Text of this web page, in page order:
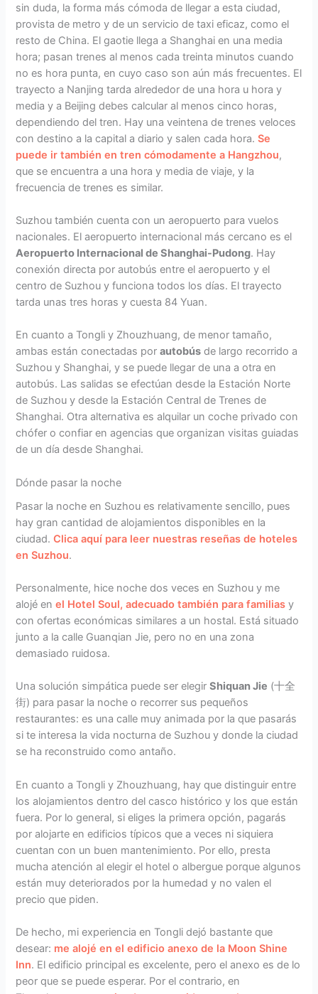
sin duda, la forma más cómoda de llegar a esta ciudad,
provista de metro y de un servicio de taxi eficaz, como el
resto de China. El gaotie llega a Shanghai en una media
hora; pasan trenes al menos cada treinta minutos cuando
no es hora punta, en cuyo caso son aún más frecuentes. El
trayecto a Nanjing tarda alrededor de una hora u hora y
media y a Beijing debes calcular al menos cinco horas,
dependiendo del tren. Hay una veintena de trenes veloces
con destino a la capital a diario y salen cada hora.Se
puede ir también en tren cómodamente a Hangzhou,
que se encuentra a una hora y media de viaje, y la
frecuencia de trenes es similar.
Suzhou también cuenta con un aeropuerto para vuelos
nacionales. El aeropuerto internacional más cercano es el
Aeropuerto Internacional de Shanghai-Pudong. Hay
conexión directa por autobús entre el aeropuerto y el
centro de Suzhou y funciona todos los días. El trayecto
tarda unas tres horas y cuesta 84 Yuan.
En cuanto a Tongli y Zhouzhuang, de menor tamaño,
ambas están conectadas porautobús de largo recorrido a
Suzhou y Shanghai, y se puede llegar de una a otra en
autobús. Las salidas se efectúan desde la Estación Norte
de Suzhou y desde la Estación Central de Trenes de
Shanghai. Otra alternativa es alquilar un coche privado con
chófer o confiar en agencias que organizan visitas guiadas
de un día desde Shanghai.
Dónde pasar la noche
Pasar la noche en Suzhou es relativamente sencillo, pues
hay gran cantidad de alojamientos disponibles en la
ciudad.Clica aquí para leer nuestras reseñas de hoteles
en Suzhou.
Personalmente, hice noche dos veces en Suzhou y me
alojé enel Hotel Soul, adecuado también para familias y
con ofertas económicas similares a un hostal. Está situado
junto a la calle Guanqian Jie, pero no en una zona
demasiado ruidosa.
Una solución simpática puede ser elegirShiquan Jie (十全
街) para pasar la noche o recorrer sus pequeños
restaurantes: es una calle muy animada por la que pasarás
si te interesa la vida nocturna de Suzhou y donde la ciudad
se ha reconstruido como antaño.
En cuanto a Tongli y Zhouzhuang, hay que distinguir entre
los alojamientos dentro del casco histórico y los que están
fuera. Por lo general, si eliges la primera opción, pagarás
por alojarte en edificios típicos que a veces ni siquiera
cuentan con un buen mantenimiento. Por ello, presta
mucha atención al elegir el hotel o albergue porque algunos
están muy deteriorados por la humedad y no valen el
precio que piden.
De hecho, mi experiencia en Tongli dejó bastante que
desear: me alojé en el edificio anexo de la Moon Shine
Inn. El edificio principal es excelente, pero el anexo es de lo
peor que se puede esperar. Por el contrario, en